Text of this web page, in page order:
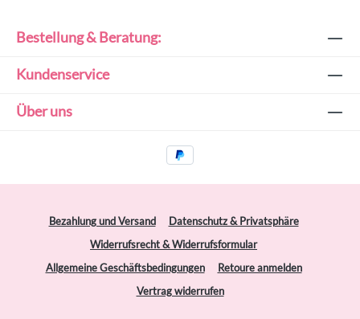
Bestellung & Beratung:
Kundenservice
Über uns
Bezahlung und Versand
Datenschutz & Privatsphäre
Widerrufsrecht & Widerrufsformular
Allgemeine Geschäftsbedingungen
Retoure anmelden
Vertrag widerrufen